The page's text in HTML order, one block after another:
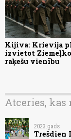
Kijiva: Krievija
izvietot
raķešu vienību
Atceries, kas
2023.gads
Trešdien